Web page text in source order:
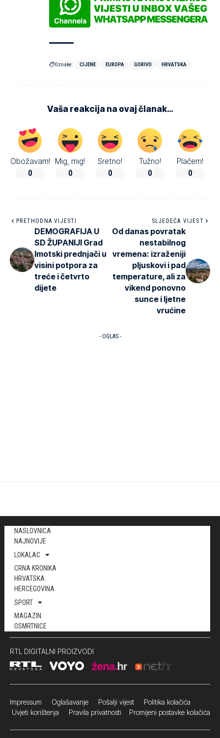
Oznake: CIJENE EUROPA GORIVO HRVATSKA
Vaša reakcija na ovaj članak…
Obožavam!
0
Mig, mig!
0
Sretno!
0
Tužno!
0
Plačem!
0
PRETHODNA VIJESTI
DEMOGRAFIJA U
SD ŽUPANIJI Grad
Imotski prednjači u
visini potpora za
treće i četvrto
dijete
SLJEDEĆA VIJEST
Od danas povratak
nestabilnog
vremena: izraženiji
pljuskovi i pad
temperature, ali za
vikend ponovno
sunce i ljetne
vrućine
- OGLAS -
NASLOVNICA
NAJNOVIJE
LOKALAC
CRNA KRONIKA
HRVATSKA
HERCEGOVINA
SPORT
MAGAZIN
OSMRTNICE
RTL DIGITALNI PROIZVODI
Impressum Oglašavanje Pošalji vijest Politika kolačića
Uvjeti korištenja Pravila privatnosti Promijeni postavke kolačića